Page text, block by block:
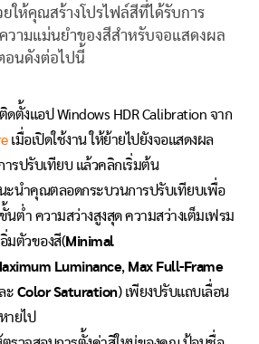
ให้คุณสร้างโปรไฟล์สีที่ได้รับการ
วามแม่นยำของสีสำหรับจอแสดงผล
อนดังต่อไปนี้
ดตั้งแอป Windows HDR Calibration จาก
เมื่อเปิดใช้งาน ให้ย้ายไปยังจอแสดงผล
ารปรับเทียบ แล้วคลิกเริ่มต้น
ะนำคุณตลอดกระบวนการปรับเทียบเพื่อ
นต่ำ ความสว่างสูงสุด ความสว่างเต็มเฟรม
มตัวของสี(Minimal
Luminance, Max Full-Frame
ะ Color Saturation) เพียงปรับแถบเลื่อน
ายไป